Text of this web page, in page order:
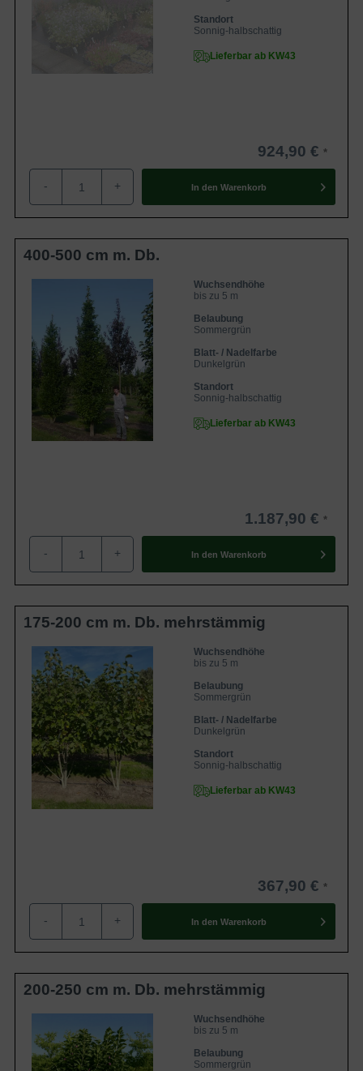
Standort
Sonnig-halbschattig
Lieferbar ab KW43
924,90 €
- + In den Warenkorb
400-500 cm m. Db.
Wuchsendhöhe
bis zu 5 m
Belaubung
Sommergrün
Blatt- / Nadelfarbe
Dunkelgrün
Standort
Sonnig-halbschattig
Lieferbar ab KW43
1.187,90 €
- + In den Warenkorb
175-200 cm m. Db. mehrstämmig
Wuchsendhöhe
bis zu 5 m
Belaubung
Sommergrün
Blatt- / Nadelfarbe
Dunkelgrün
Standort
Sonnig-halbschattig
Lieferbar ab KW43
367,90 €
- + In den Warenkorb
200-250 cm m. Db. mehrstämmig
Wuchsendhöhe
bis zu 5 m
Belaubung
Sommergrün